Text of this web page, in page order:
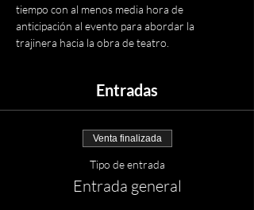
tiempo con al menos media hora de
anticipación al evento para abordar la
trajinera hacia la obra de teatro.
Entradas
Venta finalizada
Tipo de entrada
Entrada general